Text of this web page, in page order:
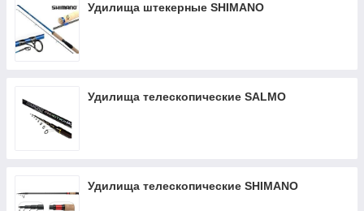
Удилища штекерные SHIMANO
Удилища телескопические SALMO
Удилища телескопические SHIMANO